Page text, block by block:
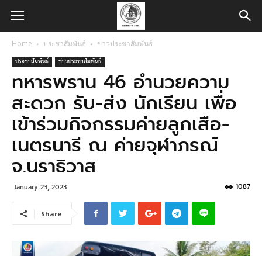
Home ประชาสัมพันธ์ ข่าวประชาสัมพันธ์
ประชาสัมพันธ์ ข่าวประชาสัมพันธ์
ทหารพราน 46 อำนวยความ
สะดวก รับ-ส่ง นักเรียน เพื่อ
เข้าร่วมกิจกรรมค่ายลูกเสือ-
เนตรนารี ณ ค่ายจุฬาภรณ์
จ.นราธิวาส
January 23, 2023 1087
Share